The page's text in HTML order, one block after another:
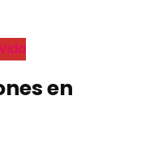
en